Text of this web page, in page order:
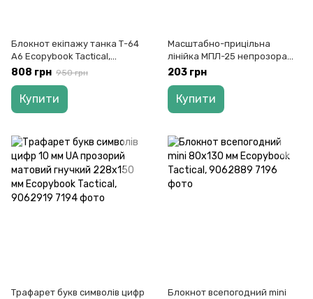
Блокнот екіпажу танка Т-64
А6 Ecopybook Tactical,
9062384
808 грн 950 грн
Купити
Масштабно-прицільна
лінійка МПЛ-25 непрозора
матова гнучка 25 см
203 грн
Купити
Трафарет букв символів цифр
Блокнот всепогодний mini